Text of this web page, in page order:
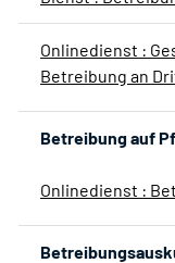
Onlinedienst :
Betreibung an
Betreibung auf
Onlinedienst :